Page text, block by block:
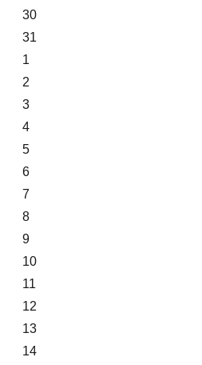
30
31
1
2
3
4
5
6
7
8
9
10
11
12
13
14